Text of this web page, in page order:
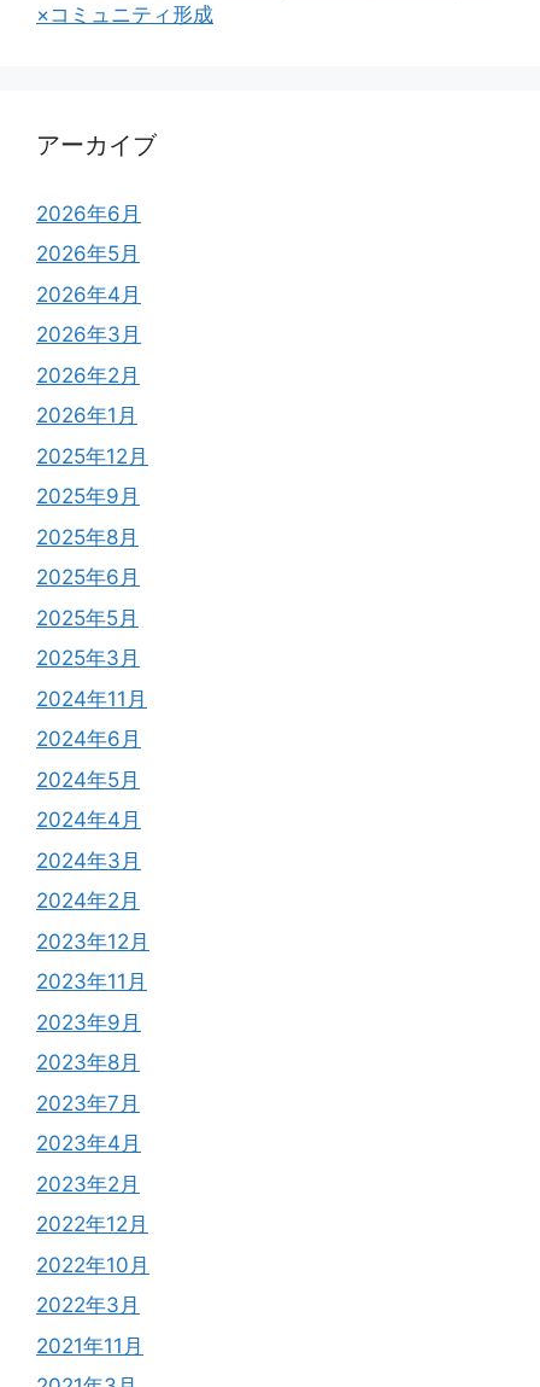
×コミュニティ形成
アーカイブ
2026年6月
2026年5月
2026年4月
2026年3月
2026年2月
2026年1月
2025年12月
2025年9月
2025年8月
2025年6月
2025年5月
2025年3月
2024年11月
2024年6月
2024年5月
2024年4月
2024年3月
2024年2月
2023年12月
2023年11月
2023年9月
2023年8月
2023年7月
2023年4月
2023年2月
2022年12月
2022年10月
2022年3月
2021年11月